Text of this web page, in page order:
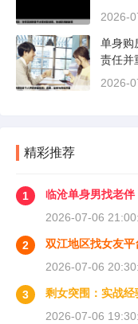
2026-
单身购
责任并
2026-
精彩推荐
1
临沧单身男找老
2026-07-06
2
双江地区找女友
2026-07-06
3
剩女突围：实战
2026-07-06